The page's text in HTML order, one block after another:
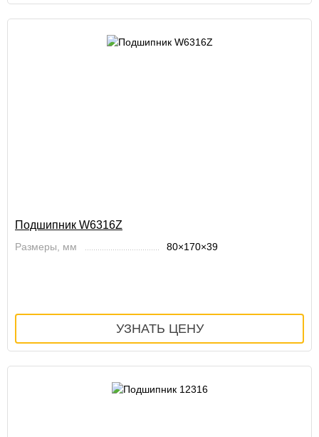
Подшипник W6316Z
Размеры, мм 80×170×39